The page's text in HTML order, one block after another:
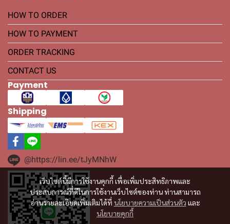
เว็บไซต์นี้มีการใช้งานคุกกี้ เพื่อเพิ่มประสิทธิภาพและ
ประสบการณ์ที่ดีในการใช้งานเว็บไซต์ของท่าน ท่านสามารถ
อ่านรายละเอียดเพิ่มเติมได้ที่ นโยบายความเป็นส่วนตัว และ
นโยบายคุกกี้
HOW TO ORDER
HOW TO PAYMENT
ORDER TRACKING
CONTACT US
Payment
Shipping
@https://lin.ee/tJyMNhW